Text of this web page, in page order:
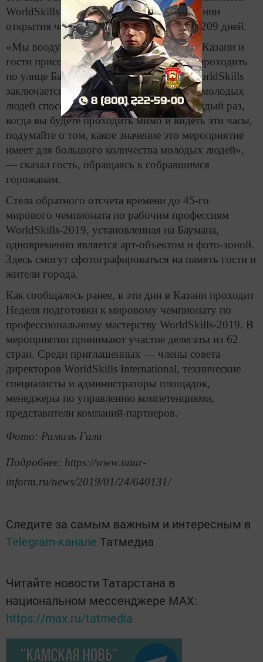
WorldSkills прошло 1264 дня. До церемонии
открытия чемпионата в Казани осталось 209 дней.
«Мы воодушевлены тем, что все жители Казани и
гости присоединятся к нам, когда будут проходить
по улице Баумана. Суть соревнований WorldSkills
заключается в том, что умения и навыки молодых
людей способны изменить их жизнь. Каждый раз,
когда вы будете проходить мимо и видеть эти часы,
подумайте о том, какое значение это мероприятие
имеет для большого количества молодых людей»,
— сказал гость, обращаясь к собравшимся
горожанам.
Стела обратного отсчета времени до 45-го
мирового чемпионата по рабочим профессиям
WorldSkills-2019, установленная на Баумана,
одновременно является арт-объектом и фото-зоной.
Здесь смогут сфотографироваться на память гости и
жители города.
Как сообщалось ранее, в эти дни в Казани проходит
Неделя подготовки к мировому чемпионату по
профессиональному мастерству WorldSkills-2019. В
мероприятии принимают участие делегаты из 62
стран. Среди приглашенных — члены совета
директоров WorldSkills International, технические
специалисты и администраторы площадок,
менеджеры по управлению компетенциями,
представители компаний-партнеров.
Фото: Рамиль Гали
Подробнее: https://www.tatar-
inform.ru/news/2019/01/24/640131/
Следите за самым важным и интересным в
Telegram-канале Татмедиа
Читайте новости Татарстана в
национальном мессенджере MАХ:
https://max.ru/tatmedia